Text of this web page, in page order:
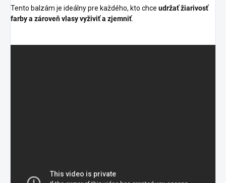
Tento balzám je ideálny pre každého, kto chce udržať žiarivosť
farby a zároveň vlasy vyživiť a zjemniť.